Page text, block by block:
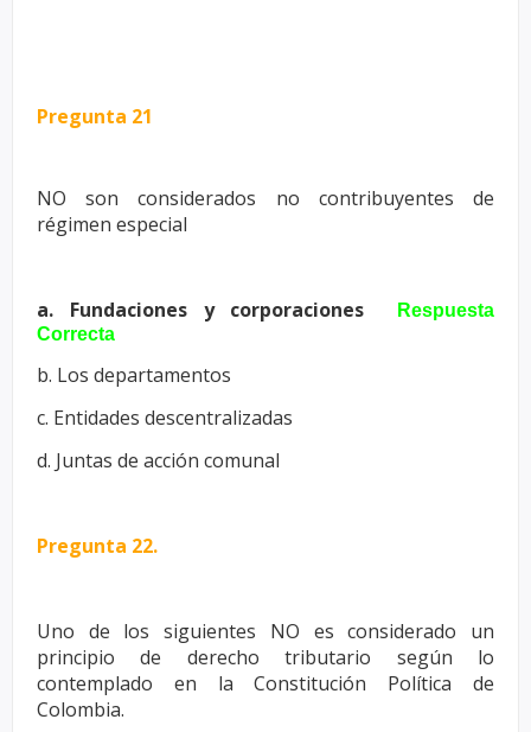
Pregunta 21
NO son considerados no contribuyentes de
régimen especial
a. Fundaciones y corporaciones
Respuesta
Correcta
b. Los departamentos
c. Entidades descentralizadas
d. Juntas de acción comunal
Pregunta 22.
Uno de los siguientes NO es considerado un
principio de derecho tributario según lo
contemplado en la Constitución Política de
Colombia.